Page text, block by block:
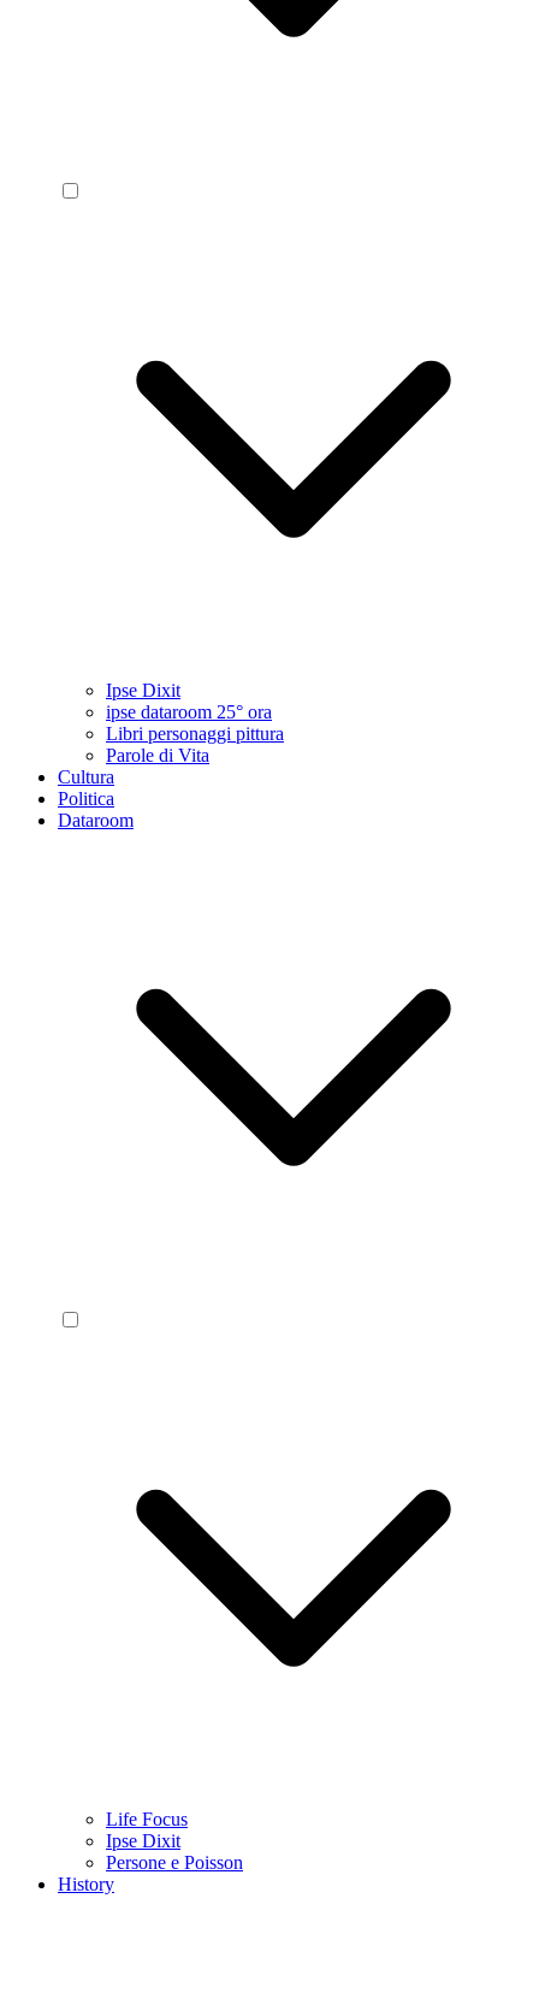
Ipse Dixit
ipse dataroom 25° ora
Libri personaggi pittura
Parole di Vita
Cultura
Politica
Dataroom
Life Focus
Ipse Dixit
Persone e Poisson
History